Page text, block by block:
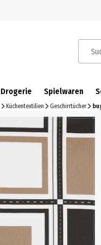
Drogerie Spielwaren
Küchentextilien Geschirrtücher